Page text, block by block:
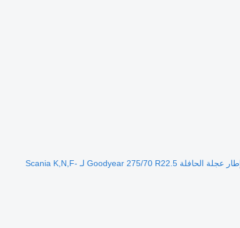
إطار عجلة الحافلة Goodyear 275/70 R22.5 لـ Scania K,N,F-